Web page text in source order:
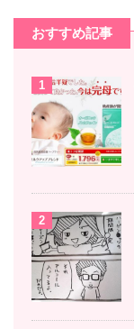
おすすめ記事
1
2